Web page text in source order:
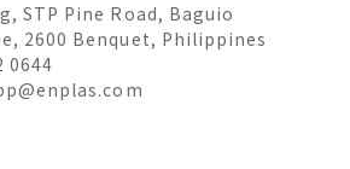
STP Pine Road, Baguio
2600 Benquet, Philippines
0644